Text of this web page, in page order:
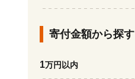
寄付金額から探す
1万円以内